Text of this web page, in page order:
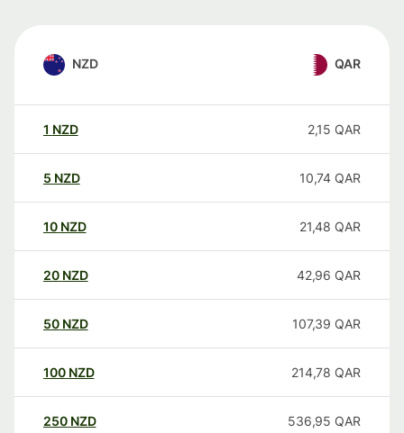
NZD QAR
1 NZD 2,15 QAR
5 NZD 10,74 QAR
10 NZD 21,48 QAR
20 NZD 42,96 QAR
50 NZD 107,39 QAR
100 NZD 214,78 QAR
250 NZD 536,95 QAR